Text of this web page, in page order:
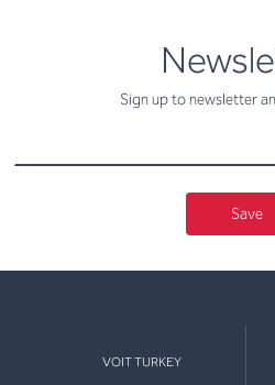
Sign up to newsletter
Save
VOIT TURKEY